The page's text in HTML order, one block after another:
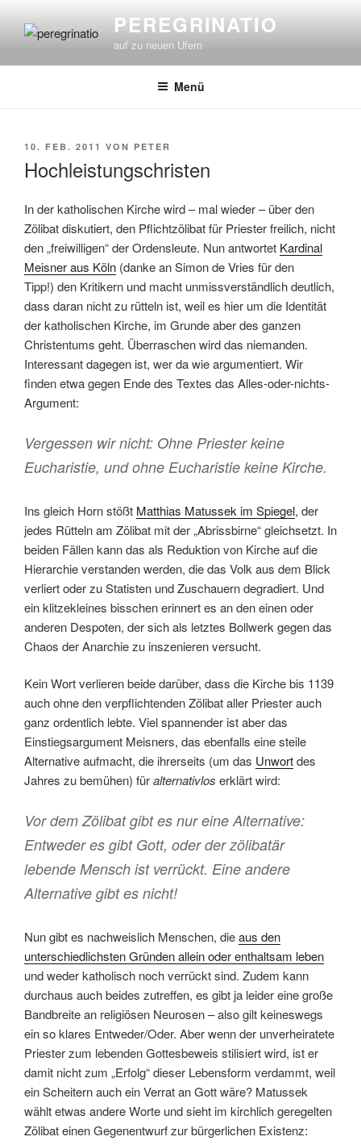
Inhalt
PEREGRINATIO
auf zu neuen Ufern
Menü
VERÖFFENTLICHT
10. FEB. 2011 VON PETER
Hochleistungschristen
In der katholischen Kirche wird – mal wieder – über den
Zölibat diskutiert, den Pflichtzölibat für Priester freilich, nicht
den „freiwilligen“ der Ordensleute. Nun antwortet Kardinal
Meisner aus Köln (danke an Simon de Vries für den
Tipp!) den Kritikern und macht unmissverständlich deutlich,
dass daran nicht zu rütteln ist, weil es hier um die Identität
der katholischen Kirche, im Grunde aber des ganzen
Christentums geht. Überraschen wird das niemanden.
Interessant dagegen ist, wer da wie argumentiert. Wir
finden etwa gegen Ende des Textes das Alles-oder-nichts-
Argument:
Vergessen wir nicht: Ohne Priester keine
Eucharistie, und ohne Eucharistie keine Kirche.
Ins gleich Horn stößt Matthias Matussek im Spiegel, der
jedes Rütteln am Zölibat mit der „Abrissbirne“ gleichsetzt. In
beiden Fällen kann das als Reduktion von Kirche auf die
Hierarchie verstanden werden, die das Volk aus dem Blick
verliert oder zu Statisten und Zuschauern degradiert. Und
ein klitzekleines bisschen erinnert es an den einen oder
anderen Despoten, der sich als letztes Bollwerk gegen das
Chaos der Anarchie zu inszenieren versucht.
Kein Wort verlieren beide darüber, dass die Kirche bis 1139
auch ohne den verpflichtenden Zölibat aller Priester auch
ganz ordentlich lebte. Viel spannender ist aber das
Einstiegsargument Meisners, das ebenfalls eine steile
Alternative aufmacht, die ihrerseits (um das Unwortdes
Jahres zu bemühen) füralternativlos erklärt wird:
Vor dem Zölibat gibt es nur eine Alternative:
Entweder es gibt Gott, oder der zölibatär
lebende Mensch ist verrückt. Eine andere
Alternative gibt es nicht!
Nun gibt es nachweislich Menschen, dieaus den
unterschiedlichsten Gründen allein oder enthaltsam leben
und weder katholisch noch verrückt sind. Zudem kann
durchaus auch beides zutreffen, es gibt ja leider eine große
Bandbreite an religiösen Neurosen – also gilt keineswegs
ein so klares Entweder/Oder. Aber wenn der unverheiratete
Priester zum lebenden Gottesbeweis stilisiert wird, ist er
damit nicht zum „Erfolg“ dieser Lebensform verdammt, weil
ein Scheitern auch ein Verrat an Gott wäre? Matussek
wählt etwas andere Worte und sieht im kirchlich geregelten
Zölibat einen Gegenentwurf zur bürgerlichen Existenz: